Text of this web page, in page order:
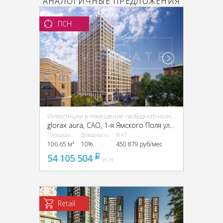
ПСН
Инвестиции в помещение свободного назначения (ПСН)
glorax aura, CАО, 1-я Ямского Поля ул., 28, стр. 3
Площадь
106.65 м²
Доходность
10%
МАП
450 879 руб/мес
54 105 504 pуб
УСН
Retail